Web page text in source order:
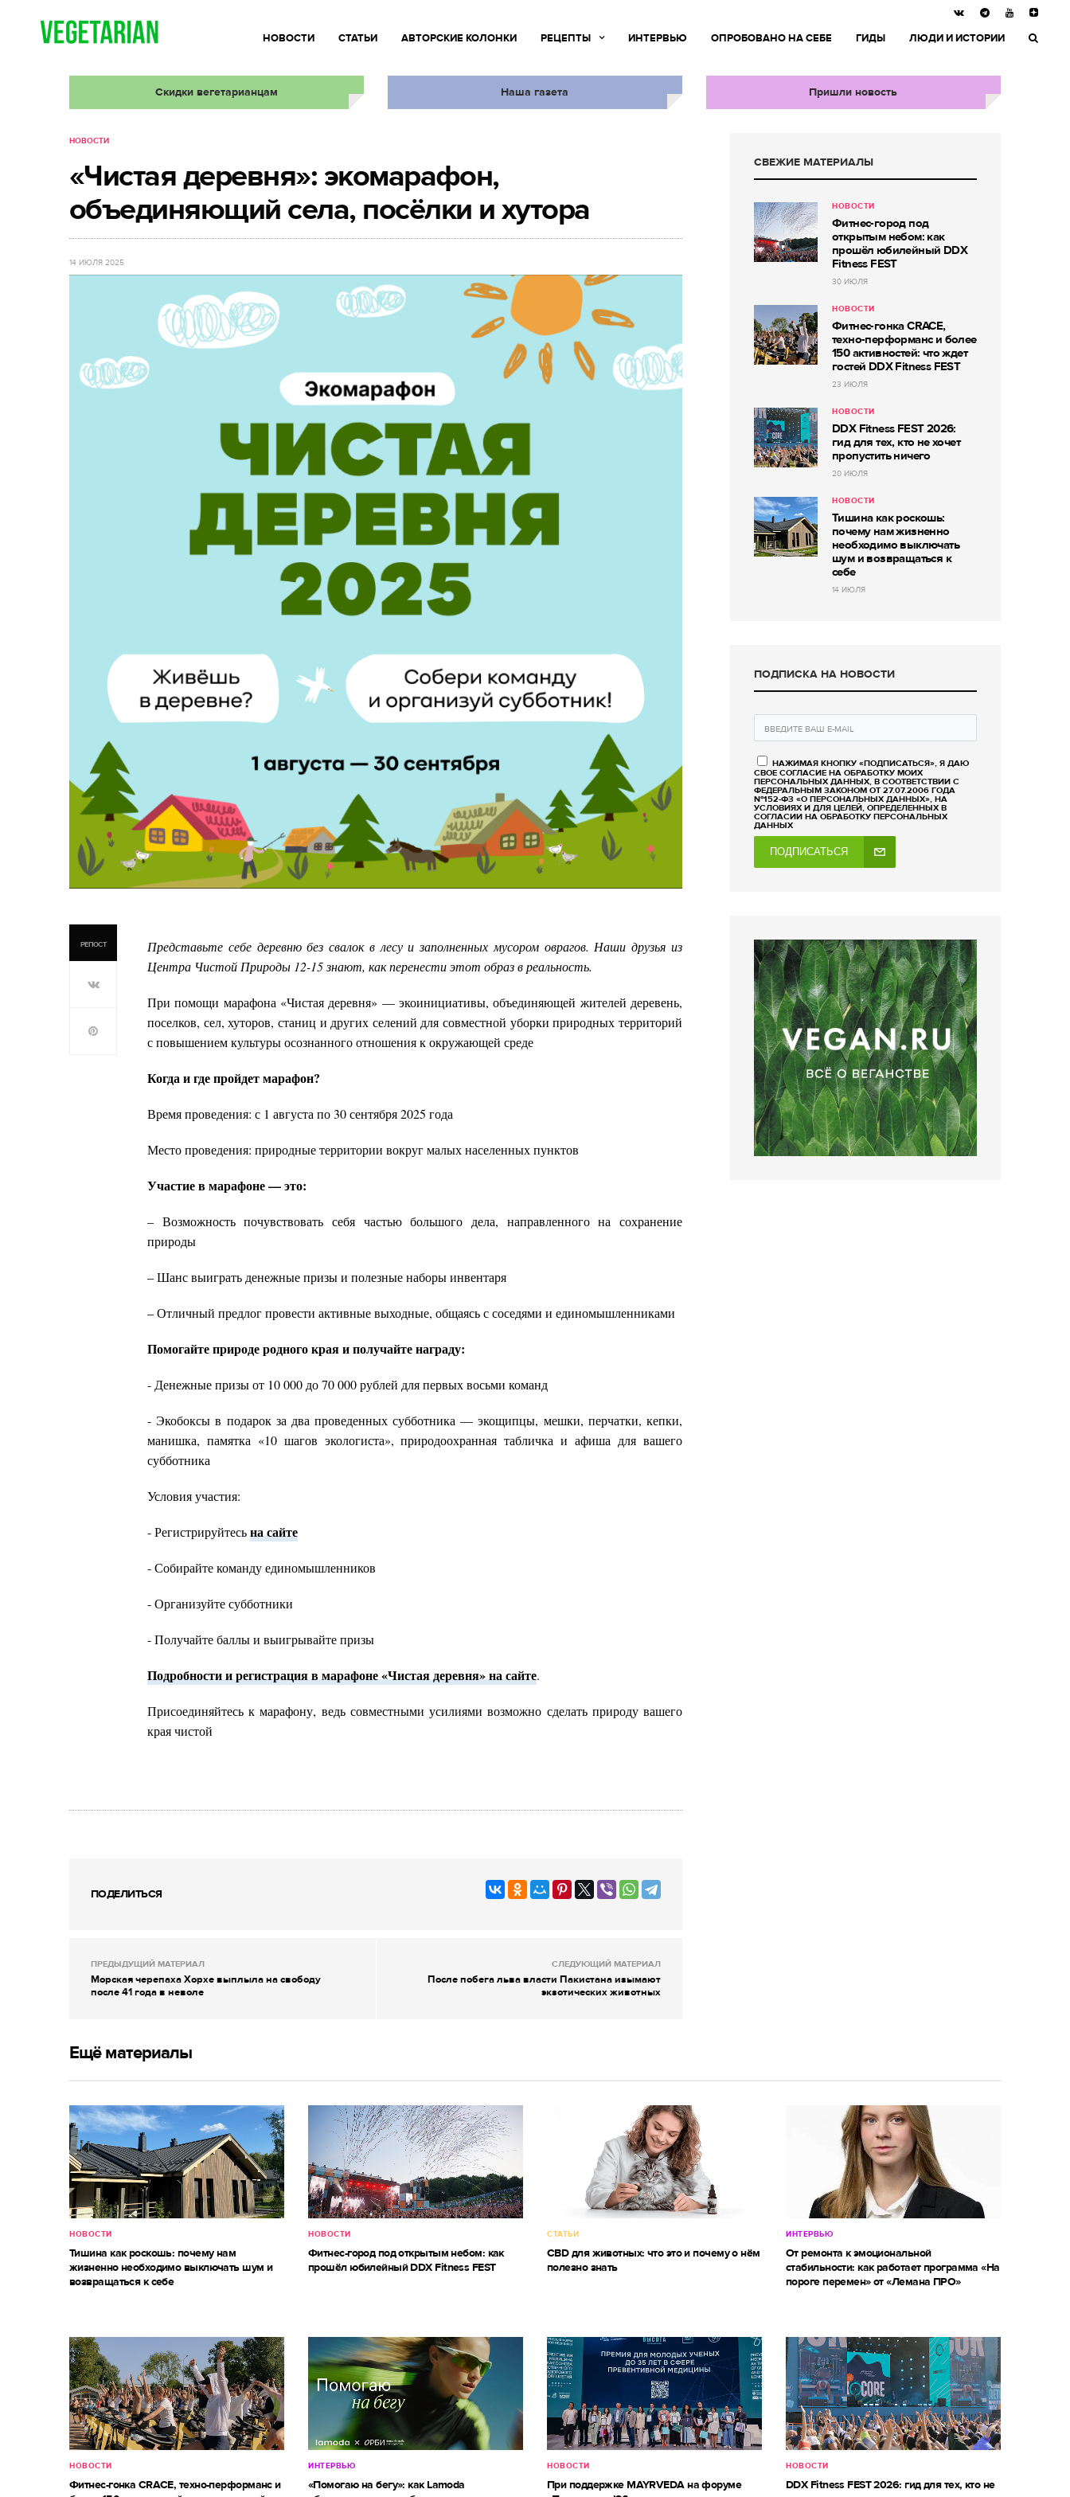
НОВОСТИ СТАТЬИ АВТОРСКИЕ КОЛОНКИ РЕЦЕПТЫ ИНТЕРВЬЮ ОПРОБОВАНО НА СЕБЕ ГИДЫ ЛЮДИ И ИСТОРИИ
Скидки вегетарианцам Наша газета Пришли новость
НОВОСТИ
«Чистая деревня»: экомарафон,
объединяющий села, посёлки и хутора
14 ИЮЛЯ 2025
РЕПОСТ
Представьте себе деревню без свалок в лесу и заполненных мусором оврагов. Наши друзья из
Центра Чистой Природы 12-15 знают, как перенести этот образ в реальность.
При помощи марафона «Чистая деревня» — экоинициативы, объединяющей жителей деревень,
поселков, сел, хуторов, станиц и других селений для совместной уборки природных территорий
с повышением культуры осознанного отношения к окружающей среде
Когда и где пройдет марафон?
Время проведения: с 1 августа по 30 сентября 2025 года
Место проведения: природные территории вокруг малых населенных пунктов
Участие в марафоне — это:
– Возможность почувствовать себя частью большого дела, направленного на сохранение
природы
– Шанс выиграть денежные призы и полезные наборы инвентаря
– Отличный предлог провести активные выходные, общаясь с соседями и единомышленниками
Помогайте природе родного края и получайте награду:
- Денежные призы от 10 000 до 70 000 рублей для первых восьми команд
- Экобоксы в подарок за два проведенных субботника — экощипцы, мешки, перчатки, кепки,
манишка, памятка «10 шагов экологиста», природоохранная табличка и афиша для вашего
субботника
Условия участия:
- Регистрируйтесьна сайте
- Собирайте команду единомышленников
- Организуйте субботники
- Получайте баллы и выигрывайте призы
Подробности и регистрация в марафоне «Чистая деревня» на сайте.
Присоединяйтесь к марафону, ведь совместными усилиями возможно сделать природу вашего
края чистой
ПОДЕЛИТЬСЯ
ПРЕДЫДУЩИЙ МАТЕРИАЛ
Морская черепаха Хорхе выплыла на свободу
после 41 года в неволе
СЛЕДУЮЩИЙ МАТЕРИАЛ
После побега льва власти Пакистана изымают
экзотических животных
СВЕЖИЕ МАТЕРИАЛЫ
НОВОСТИ
Фитнес-город под
открытым небом: как
прошёл юбилейный DDX
Fitness FEST
30 ИЮЛЯ
НОВОСТИ
Фитнес-гонка CRACE,
техно-перформанс и более
150 активностей: что ждет
гостей DDX Fitness FEST
23 ИЮЛЯ
НОВОСТИ
DDX Fitness FEST 2026:
гид для тех, кто не хочет
пропустить ничего
20 ИЮЛЯ
НОВОСТИ
Тишина как роскошь:
почему нам жизненно
необходимо выключать
шум и возвращаться к
себе
14 ИЮЛЯ
ПОДПИСКА НА НОВОСТИ
НАЖИМАЯ КНОПКУ «ПОДПИСАТЬСЯ», Я ДАЮ
СВОЕ СОГЛАСИЕ НА ОБРАБОТКУ МОИХ
ПЕРСОНАЛЬНЫХ ДАННЫХ, В СООТВЕТСТВИИ С
ФЕДЕРАЛЬНЫМ ЗАКОНОМ ОТ 27.07.2006 ГОДА
№152-ФЗ «О ПЕРСОНАЛЬНЫХ ДАННЫХ», НА
УСЛОВИЯХ И ДЛЯ ЦЕЛЕЙ, ОПРЕДЕЛЕННЫХ В
СОГЛАСИИ НА ОБРАБОТКУ ПЕРСОНАЛЬНЫХ
ДАННЫХ
ПОДПИСАТЬСЯ
Ещё материалы
НОВОСТИ
Тишина как роскошь: почему нам
жизненно необходимо выключать шум и
возвращаться к себе
НОВОСТИ
Фитнес-город под открытым небом: как
прошёл юбилейный DDX Fitness FEST
СТАТЬИ
CBD для животных: что это и почему о нём
полезно знать
ИНТЕРВЬЮ
От ремонта к эмоциональной
стабильности: как работает программа «На
пороге перемен» от «Лемана ПРО»
НОВОСТИ
Фитнес-гонка CRACE, техно-перформанс и
ИНТЕРВЬЮ
«Помогаю на бегу»: как Lamoda
НОВОСТИ
При поддержке MAYRVEDA на форуме
НОВОСТИ
DDX Fitness FEST 2026: гид для тех, кто не